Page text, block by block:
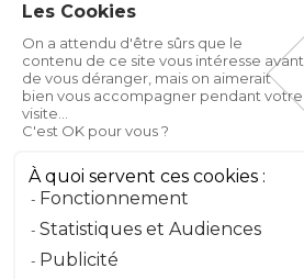
Prénom
Email
Téléphone
Message
Les Cookies
On a attendu d'être sûrs que le
contenu de ce site vous intéresse avant
de vous déranger, mais on aimerait
bien vous accompagner pendant votre
visite...
C'est OK pour vous ?
À quoi servent ces cookies :
Fonctionnement
Statistiques et Audiences
Publicité